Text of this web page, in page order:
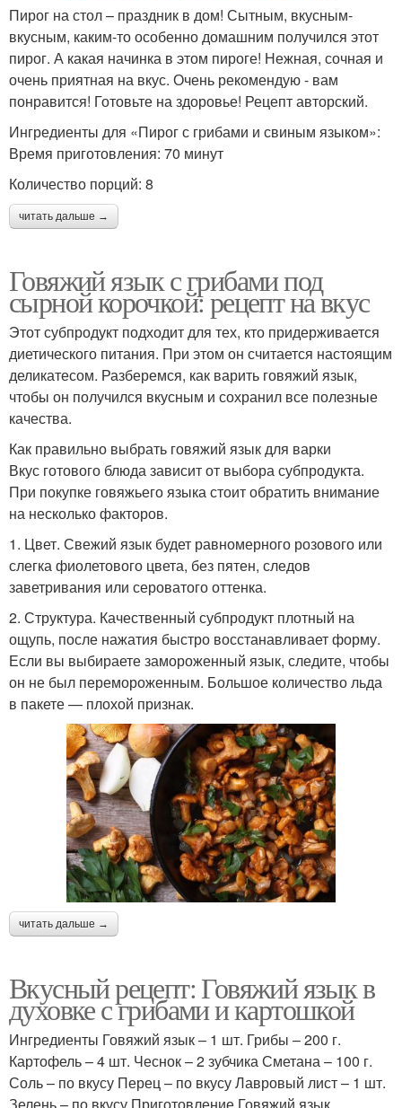
Пирог на стол – праздник в дом! Сытным, вкусным-
вкусным, каким-то особенно домашним получился этот
пирог. А какая начинка в этом пироге! Нежная, сочная и
очень приятная на вкус. Очень рекомендую - вам
понравится! Готовьте на здоровье! Рецепт авторский.
Ингредиенты для «Пирог с грибами и свиным языком»:
Время приготовления: 70 минут
Количество порций: 8
читать дальше →
Говяжий язык с грибами под
сырной корочкой: рецепт на вкус
Этот субпродукт подходит для тех, кто придерживается
диетического питания. При этом он считается настоящим
деликатесом. Разберемся, как варить говяжий язык,
чтобы он получился вкусным и сохранил все полезные
качества.
Как правильно выбрать говяжий язык для варки
Вкус готового блюда зависит от выбора субпродукта.
При покупке говяжьего языка стоит обратить внимание
на несколько факторов.
1. Цвет. Свежий язык будет равномерного розового или
слегка фиолетового цвета, без пятен, следов
заветривания или сероватого оттенка.
2. Структура. Качественный субпродукт плотный на
ощупь, после нажатия быстро восстанавливает форму.
Если вы выбираете замороженный язык, следите, чтобы
он не был перемороженным. Большое количество льда
в пакете — плохой признак.
читать дальше →
Вкусный рецепт: Говяжий язык в
духовке с грибами и картошкой
Ингредиенты Говяжий язык – 1 шт. Грибы – 200 г.
Картофель – 4 шт. Чеснок – 2 зубчика Сметана – 100 г.
Соль – по вкусу Перец – по вкусу Лавровый лист – 1 шт.